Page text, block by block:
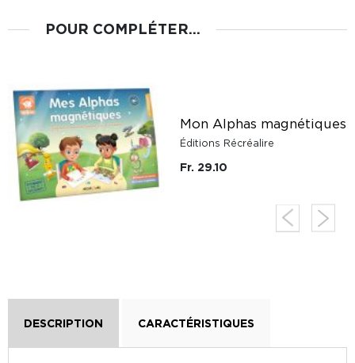
POUR COMPLÉTER...
Mon Alphas magnétiques
Éditions Récréalire
Fr. 29.10
DESCRIPTION CARACTÉRISTIQUES